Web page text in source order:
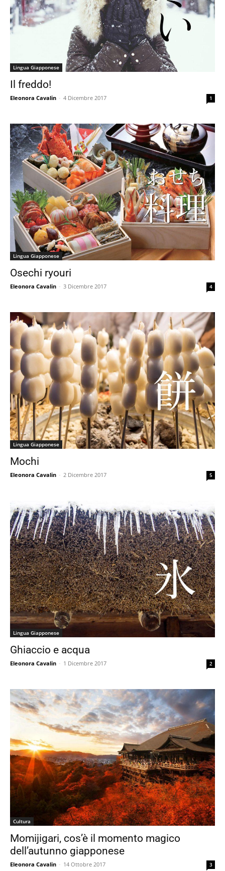
Lingua Giapponese
Il freddo!
Eleonora Cavalin - 4 Dicembre 2017 1
Lingua Giapponese
Osechi ryouri
Eleonora Cavalin - 3 Dicembre 2017 4
Lingua Giapponese
Mochi
Eleonora Cavalin - 2 Dicembre 2017 5
Lingua Giapponese
Ghiaccio e acqua
Eleonora Cavalin - 1 Dicembre 2017 2
Cultura
Momijigari, cos’è il momento magico
dell’autunno giapponese
Eleonora Cavalin - 14 Ottobre 2017 3